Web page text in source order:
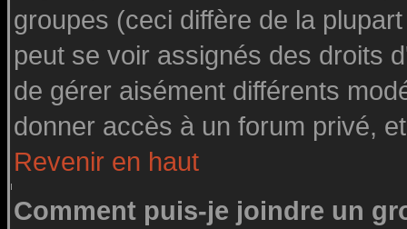
groupes (ceci diffère de la
peut se voir assignés des droits
de gérer aisément différents
donner accès à un forum privé,
Revenir en haut
Comment puis-je joindre un